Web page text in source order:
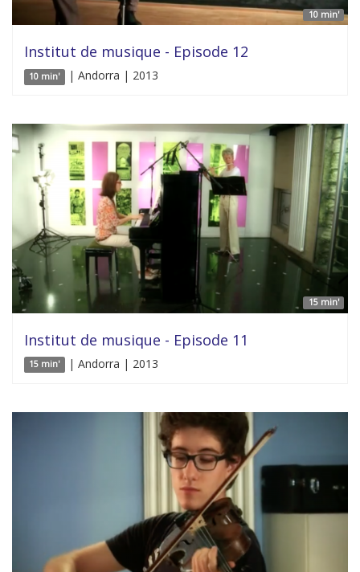
10 min'
Institut de musique - Episode 12
10 min' | Andorra | 2013
15 min'
Institut de musique - Episode 11
15 min' | Andorra | 2013